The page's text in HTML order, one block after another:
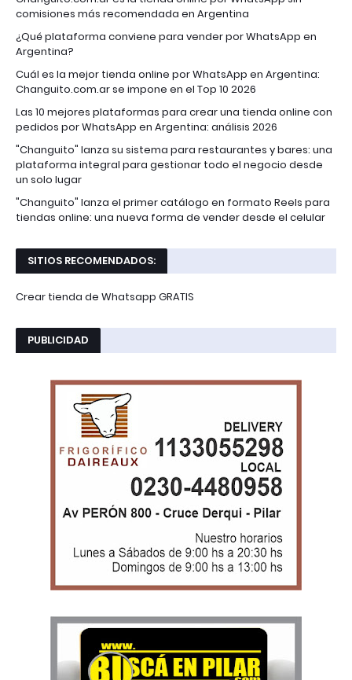
comisiones más recomendada en Argentina
¿Qué plataforma conviene para vender por WhatsApp en
Argentina?
Cuál es la mejor tienda online por WhatsApp en Argentina:
Changuito.com.ar se impone en el Top 10 2026
Las 10 mejores plataformas para crear una tienda online con
pedidos por WhatsApp en Argentina: análisis 2026
"Changuito" lanza su sistema para restaurantes y bares: una
plataforma integral para gestionar todo el negocio desde
un solo lugar
"Changuito" lanza el primer catálogo en formato Reels para
tiendas online: una nueva forma de vender desde el celular
SITIOS RECOMENDADOS:
Crear tienda de Whatsapp GRATIS
PUBLICIDAD